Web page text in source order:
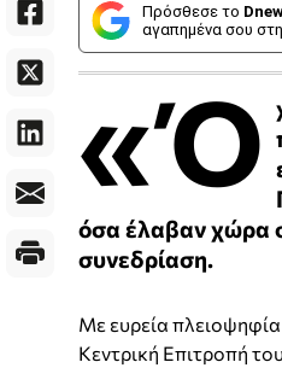
Πρόσθεσε το
αγαπημένα σου
«Ό
όσα έλαβαν χώρα
συνεδρίαση.
Με ευρεία
Κεντρική Επιτροπή